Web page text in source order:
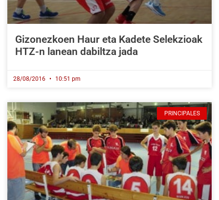
Gizonezkoen Haur eta Kadete Selekzioak
HTZ-n lanean dabiltza jada
28/08/2016 10:51 pm
PRINCIPALES